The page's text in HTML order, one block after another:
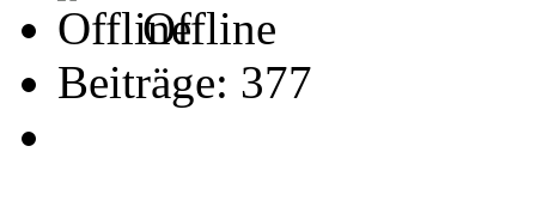
Offline
Beiträge: 377